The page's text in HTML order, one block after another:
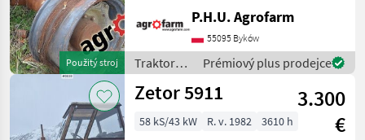
Použitý stroj
message by e-mail either
whatsapp. TRAKTOR -
SCHLEPPER ERSATZTEILE.
Bei weiteren fragen
kontaktieren
P.H.U. Agrofarm
55095 Byków
Traktory /
Zetor
Prémiový plus prodejce
Zetor 5911
3.300
€
58 kS/43 kW R. v. 1982 3610 h